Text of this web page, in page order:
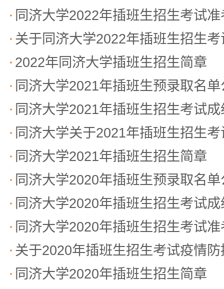
同济大学2022年插班生招生考试
关于同济大学2022年插班生招生
2022年同济大学插班生招生简章
同济大学2021年插班生预录取名
同济大学2021年插班生招生考试
同济大学关于2021年插班生招生
同济大学2021年插班生招生简章
同济大学2020年插班生预录取名
同济大学2020年插班生招生考试
同济大学2020年插班生招生考试
关于2020年插班生招生考试疫情
同济大学2020年插班生招生简章